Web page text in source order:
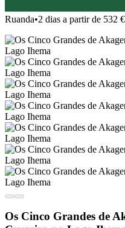
Ruanda•2 dias a partir de 532 €
Os Cinco Grandes de